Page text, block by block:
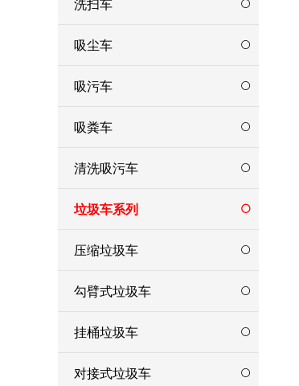
吸尘车
吸污车
吸粪车
清洗吸污车
垃圾车系列
压缩垃圾车
勾臂式垃圾车
挂桶垃圾车
对接式垃圾车